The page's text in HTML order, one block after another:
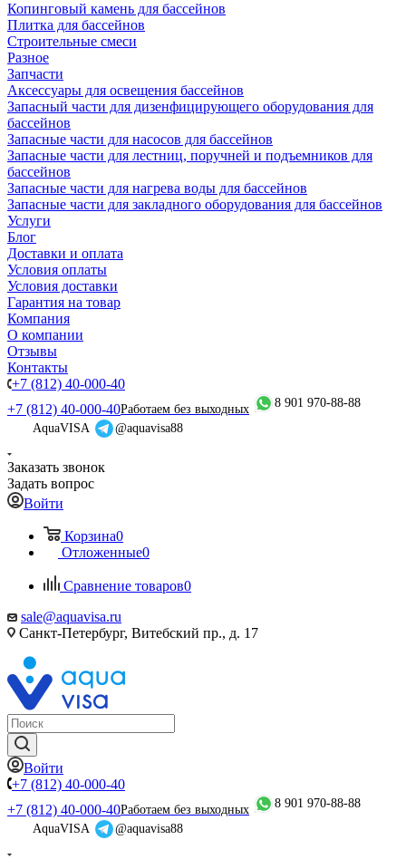
Копинговый камень для бассейнов
Плитка для бассейнов
Строительные смеси
Разное
Запчасти
Аксессуары для освещения бассейнов
Запасный части для дизенфицирующего оборудования для
бассейнов
Запасные части для насосов для бассейнов
Запасные части для лестниц, поручней и подъемников для
бассейнов
Запасные части для нагрева воды для бассейнов
Запасные части для закладного оборудования для бассейнов
Услуги
Блог
Доставки и оплата
Условия оплаты
Условия доставки
Гарантия на товар
Компания
О компании
Отзывы
Контакты
+7 (812) 40-000-40
+7 (812) 40-000-40Работаем без выходных
8 901 970-88-88
AquaVISA
@aquavisa88
Заказать звонок
Задать вопрос
Войти
Корзина0
Отложенные0
Сравнение товаров0
sale@aquavisa.ru
Санкт-Петербург, Витебский пр., д. 17
Войти
+7 (812) 40-000-40
+7 (812) 40-000-40Работаем без выходных
8 901 970-88-88
AquaVISA
@aquavisa88